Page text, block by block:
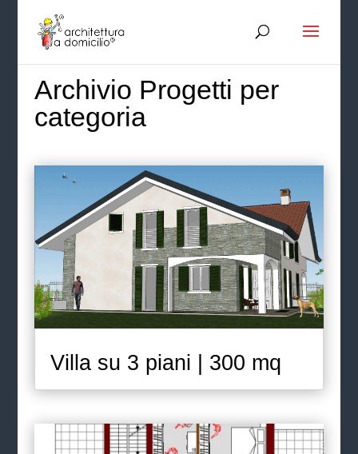
Archivio Progetti per
categoria
Villa su 3 piani | 300 mq